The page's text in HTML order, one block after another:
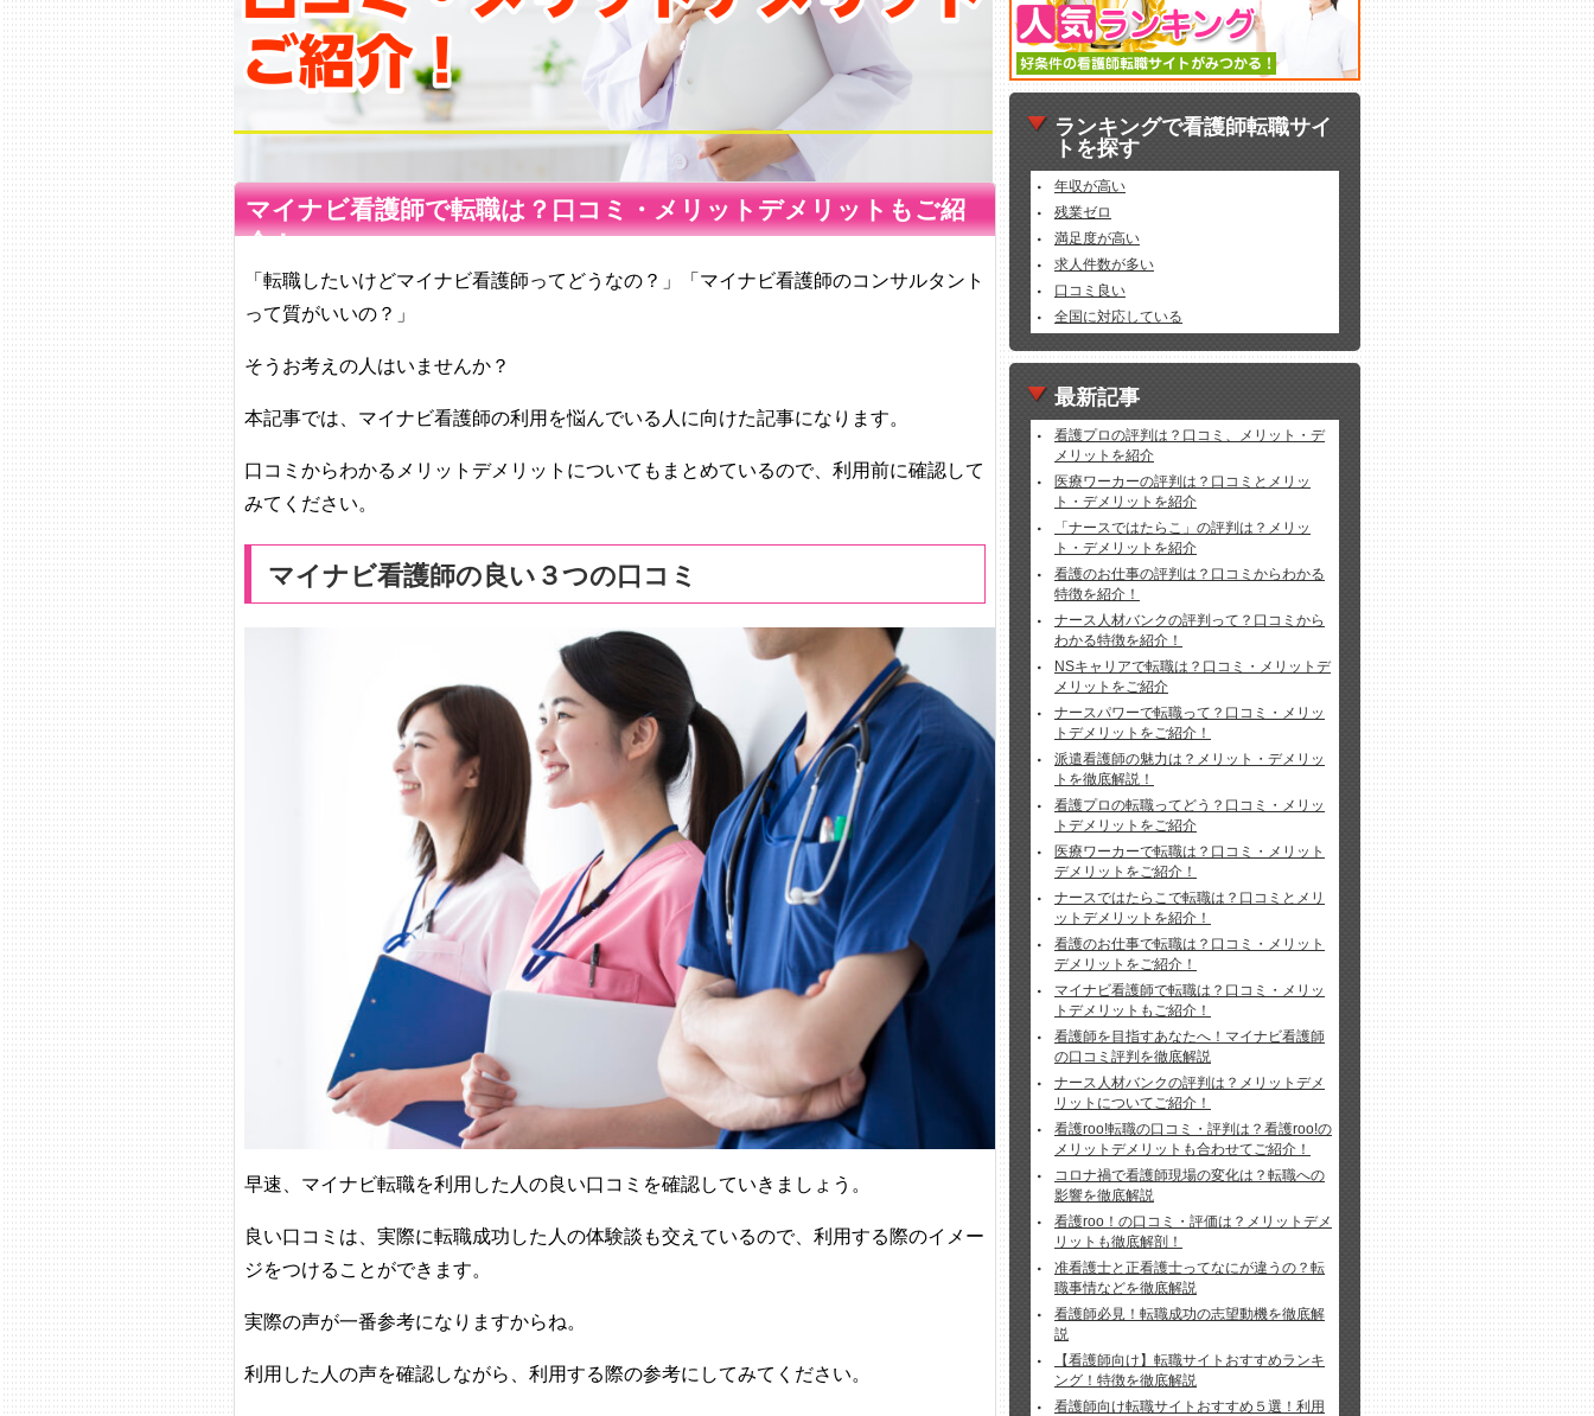
マイナビ看護師で転職は？口コミ・メリットデメリットもご紹
介！
「転職したいけどマイナビ看護師ってどうなの？」「マイナビ看護師のコンサルタント
って質がいいの？」
そうお考えの人はいませんか？
本記事では、マイナビ看護師の利用を悩んでいる人に向けた記事になります。
口コミからわかるメリットデメリットについてもまとめているので、利用前に確認して
みてください。
マイナビ看護師の良い３つの口コミ
早速、マイナビ転職を利用した人の良い口コミを確認していきましょう。
良い口コミは、実際に転職成功した人の体験談も交えているので、利用する際のイメー
ジをつけることができます。
実際の声が一番参考になりますからね。
利用した人の声を確認しながら、利用する際の参考にしてみてください。
ランキングで看護師転職サイ
トを探す
年収が高い
残業ゼロ
満足度が高い
求人件数が多い
口コミ良い
全国に対応している
最新記事
看護プロの評判は？口コミ、メリット・デ
メリットを紹介
医療ワーカーの評判は？口コミとメリッ
ト・デメリットを紹介
「ナースではたらこ」の評判は？メリッ
ト・デメリットを紹介
看護のお仕事の評判は？口コミからわかる
特徴を紹介！
ナース人材バンクの評判って？口コミから
わかる特徴を紹介！
NSキャリアで転職は？口コミ・メリットデ
メリットをご紹介
ナースパワーで転職って？口コミ・メリッ
トデメリットをご紹介！
派遣看護師の魅力は？メリット・デメリッ
トを徹底解説！
看護プロの転職ってどう？口コミ・メリッ
トデメリットをご紹介
医療ワーカーで転職は？口コミ・メリット
デメリットをご紹介！
ナースではたらこで転職は？口コミとメリ
ットデメリットを紹介！
看護のお仕事で転職は？口コミ・メリット
デメリットをご紹介！
マイナビ看護師で転職は？口コミ・メリッ
トデメリットもご紹介！
看護師を目指すあなたへ！マイナビ看護師
の口コミ評判を徹底解説
ナース人材バンクの評判は？メリットデメ
リットについてご紹介！
看護roo!転職の口コミ・評判は？看護roo!の
メリットデメリットも合わせてご紹介！
コロナ禍で看護師現場の変化は？転職への
影響を徹底解説
看護roo！の口コミ・評価は？メリットデメ
リットも徹底解剖！
准看護士と正看護士ってなにが違うの？転
職事情などを徹底解説
看護師必見！転職成功の志望動機を徹底解
説
【看護師向け】転職サイトおすすめランキ
ング！特徴を徹底解説
看護師向け転職サイトおすすめ５選！利用